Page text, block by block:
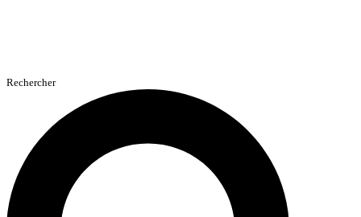
Rechercher